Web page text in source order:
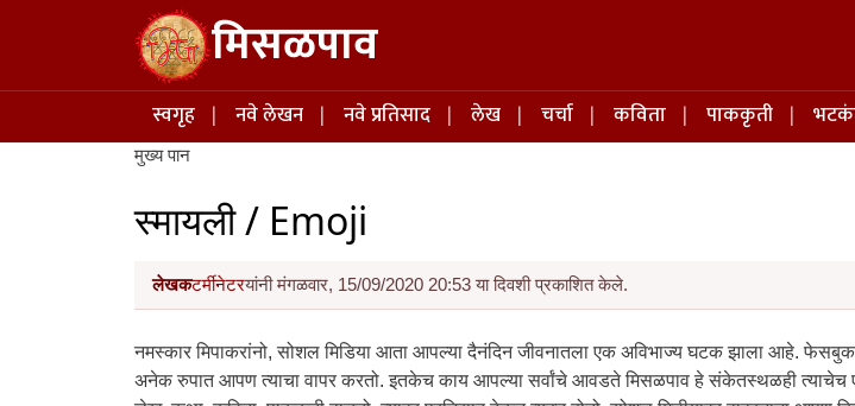
Skip to main content मिसळपाव
Main navigation
स्वगृह नवे लेखन नवे प्रतिसाद लेख चर्चा कविता पाककृती
मुख्य पान
स्मायली / Emoji
लेखकटर्मीनेटरयांनी मंगळवार, 15/09/2020 20:53 या दिवशी प्रकाशित केले.
नमस्कार मिपाकरांनो, सोशल मिडिया आता आपल्या दैनंदिन जीवनातला एक अविभाज्य घटक झाला आहे.
अनेक रुपात आपण त्याचा वापर करतो. इतकेच काय आपल्या सर्वांचे आवडते मिसळपाव हे संकेतस्थळही